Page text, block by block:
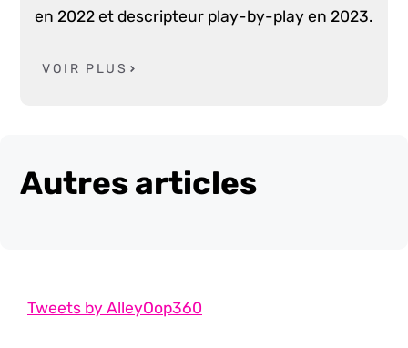
en 2022 et descripteur play-by-play en 2023.
VOIR PLUS
Autres articles
Tweets by AlleyOop360